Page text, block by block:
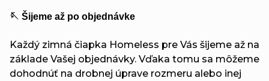
🪡 Šijeme až po objednávke
Každý zimná čiapka Homeless pre Vás šijeme až na
základe Vašej objednávky. Vďaka tomu sa môžeme
dohodnúť na drobnej úprave rozmeru alebo inej